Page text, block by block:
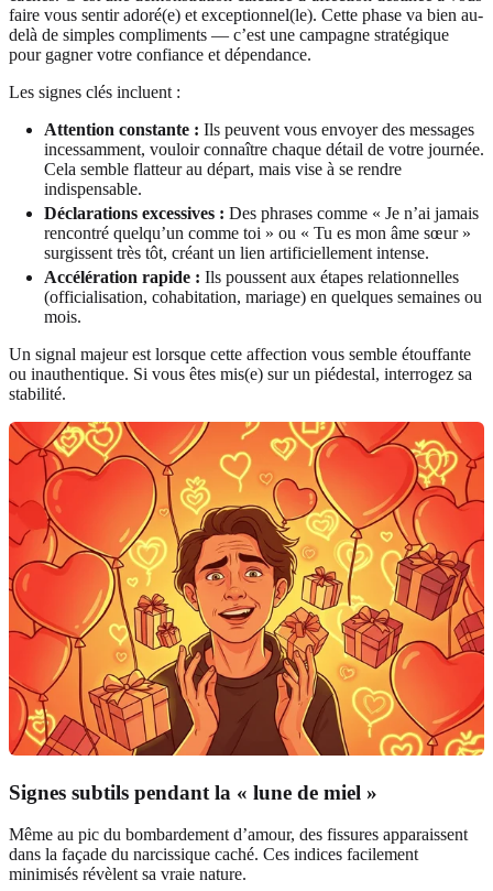
faire vous sentir adoré(e) et exceptionnel(le). Cette phase va bien au-
delà de simples compliments — c’est une campagne stratégique
pour gagner votre confiance et dépendance.
Les signes clés incluent :
Attention constante : Ils peuvent vous envoyer des messages
incessamment, vouloir connaître chaque détail de votre journée.
Cela semble flatteur au départ, mais vise à se rendre
indispensable.
Déclarations excessives : Des phrases comme « Je n’ai jamais
rencontré quelqu’un comme toi » ou « Tu es mon âme sœur »
surgissent très tôt, créant un lien artificiellement intense.
Accélération rapide : Ils poussent aux étapes relationnelles
(officialisation, cohabitation, mariage) en quelques semaines ou
mois.
Un signal majeur est lorsque cette affection vous semble étouffante
ou inauthentique. Si vous êtes mis(e) sur un piédestal, interrogez sa
stabilité.
Signes subtils pendant la « lune de miel »
Même au pic du bombardement d’amour, des fissures apparaissent
dans la façade du narcissique caché. Ces indices facilement
minimisés révèlent sa vraie nature.